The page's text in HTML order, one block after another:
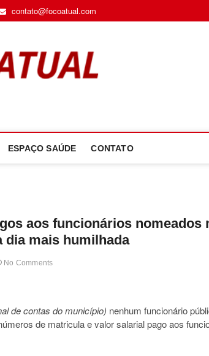
contato@focoatual.com
ESPAÇO SAÚDE CONTATO
aos funcionários nomeados
dia mais humilhada
No Comments
de contas do município) nenhum funcionário
de matricula e valor salarial pago aos